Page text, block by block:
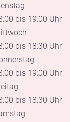
bis 19:00 Uhr
bis 18:30 Uhr
bis 19:00 Uhr
bis 18:30 Uhr